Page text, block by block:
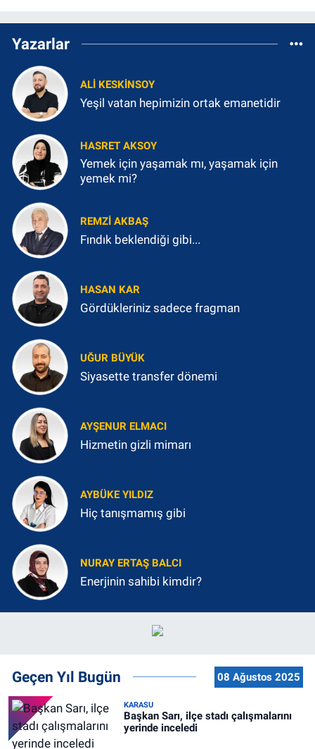
Yazarlar
ALI KESKINSOY
Yeşil vatan hepimizin ortak emanetidir
HASRET AKSOY
Yemek için yaşamak mı, yaşamak için
yemek mi?
REMZI AKBAŞ
Fındık beklendiği gibi...
HASAN KAR
Gördükleriniz sadece fragman
UĞUR BÜYÜK
Siyasette transfer dönemi
AYŞENUR ELMACI
Hizmetin gizli mimarı
AYBÜKE YILDIZ
Hiç tanışmamış gibi
NURAY ERTAŞ BALCI
Enerjinin sahibi kimdir?
Geçen Yıl Bugün 08 Ağustos 2025
KARASU
Başkan Sarı, ilçe stadı çalışmalarını
yerinde inceledi